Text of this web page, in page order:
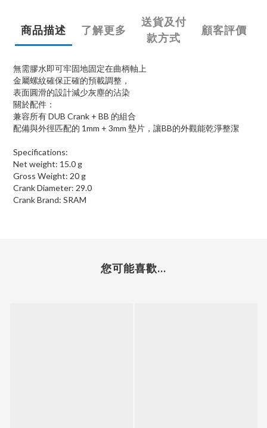
商品描述 了解更多
送貨及付
款方式
顧客評價
無需膠水即可牢固地固定在曲柄軸上
金屬螺紋確保正確的預載調整，
表面圓滑的設計減少灰塵的沾染
關於配件：
兼容所有DUB Crank + BB 的組合
配備與外徑匹配的 1mm + 3mm 墊片，讓BB的外觀能乾淨整潔
Specifications:
Net weight: 15.0 g
Gross Weight: 20 g
Crank Diameter: 29.0
Crank Brand: SRAM
您可能喜歡...